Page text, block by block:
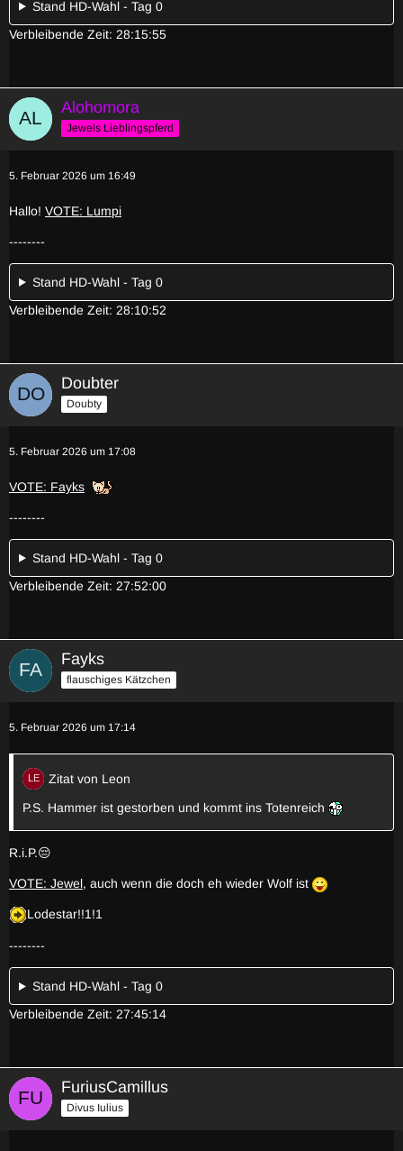
Stand HD-Wahl - Tag 0
Verbleibende Zeit: 28:15:55
Alohomora
Jewels Lieblingspferd
5. Februar 2026 um 16:49
Hallo! VOTE: Lumpi
--------
Stand HD-Wahl - Tag 0
Verbleibende Zeit: 28:10:52
Doubter
Doubty
5. Februar 2026 um 17:08
VOTE: Fayks
--------
Stand HD-Wahl - Tag 0
Verbleibende Zeit: 27:52:00
Fayks
flauschiges Kätzchen
5. Februar 2026 um 17:14
Zitat von Leon
P.S. Hammer ist gestorben und kommt ins Totenreich
R.i.P.😔
VOTE: Jewel, auch wenn die doch eh wieder Wolf ist
Lodestar!!1!1
--------
Stand HD-Wahl - Tag 0
Verbleibende Zeit: 27:45:14
FuriusCamillus
Divus Iulius